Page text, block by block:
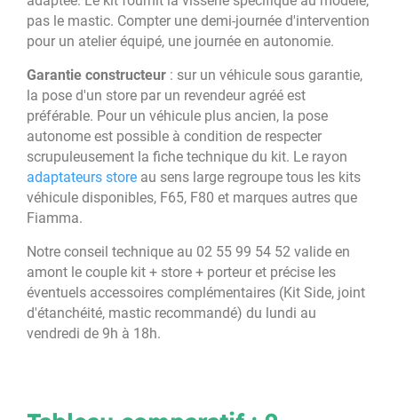
pas le mastic. Compter une demi-journée d'intervention
pour un atelier équipé, une journée en autonomie.
Garantie constructeur : sur un véhicule sous garantie,
la pose d'un store par un revendeur agréé est
préférable. Pour un véhicule plus ancien, la pose
autonome est possible à condition de respecter
scrupuleusement la fiche technique du kit. Le rayon
adaptateurs store au sens large regroupe tous les kits
véhicule disponibles, F65, F80 et marques autres que
Fiamma.
Notre conseil technique au 02 55 99 54 52 valide en
amont le couple kit + store + porteur et précise les
éventuels accessoires complémentaires (Kit Side, joint
d'étanchéité, mastic recommandé) du lundi au
vendredi de 9h à 18h.